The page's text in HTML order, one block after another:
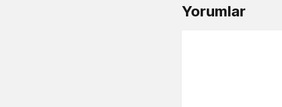
Yorumlar